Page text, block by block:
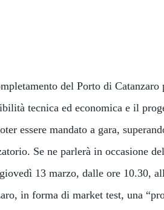
del Porto di Catanzaro
tecnica ed economica e il
essere mandato a gara,
Se ne parlerà in occasione
13 marzo, dalle ore 10.30,
in forma di market test, una